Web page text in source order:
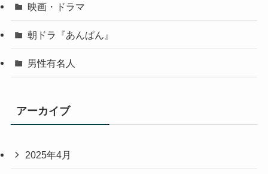
映画・ドラマ
朝ドラ『あんぱん』
男性有名人
アーカイブ
2025年4月